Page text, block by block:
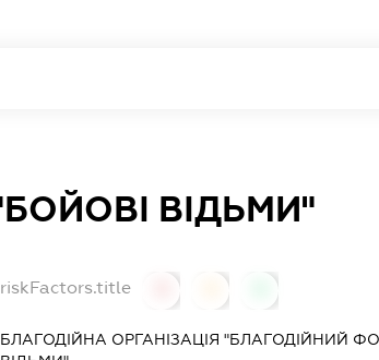
ВІДЬМИ"
riskFactors.title
БЛАГОДІЙНА ОРГАНІЗАЦІЯ "БЛАГОДІЙНИЙ